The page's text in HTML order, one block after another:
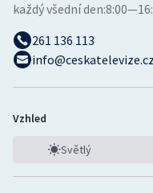
každý všední den:
261 136 113
info@ceskatelevize.cz
Vzhled
Světlý